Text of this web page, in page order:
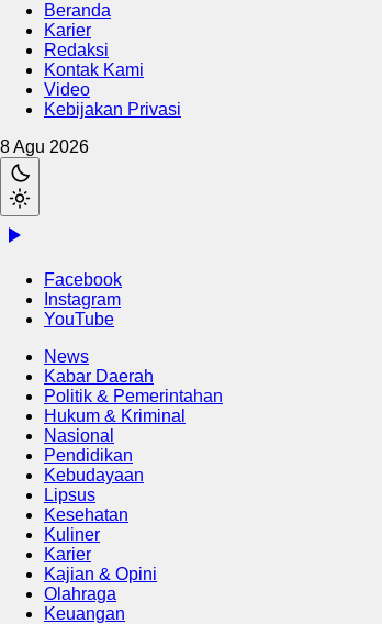
Beranda
Karier
Redaksi
Kontak Kami
Video
Kebijakan Privasi
8 Agu 2026
Facebook
Instagram
YouTube
News
Kabar Daerah
Politik & Pemerintahan
Hukum & Kriminal
Nasional
Pendidikan
Kebudayaan
Lipsus
Kesehatan
Kuliner
Karier
Kajian & Opini
Olahraga
Keuangan